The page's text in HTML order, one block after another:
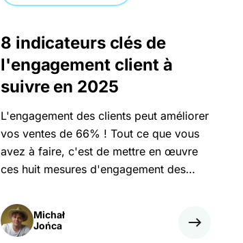
8 indicateurs clés de
l'engagement client à
suivre en 2025
L'engagement des clients peut améliorer
vos ventes de 66% ! Tout ce que vous
avez à faire, c'est de mettre en œuvre
ces huit mesures d'engagement des
Michał
Jońca